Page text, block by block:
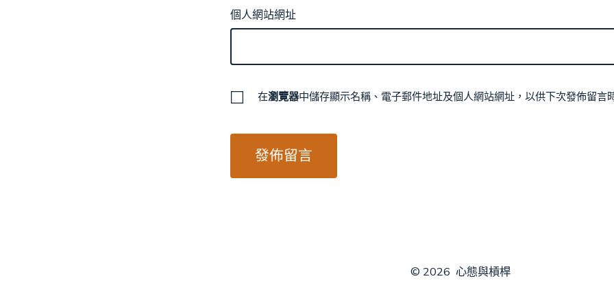
個人網站網址
在瀏覽器中儲存顯示名稱、電子郵件地址及個人網站網址，以供下次發佈留言
© 2026 心態與槓桿